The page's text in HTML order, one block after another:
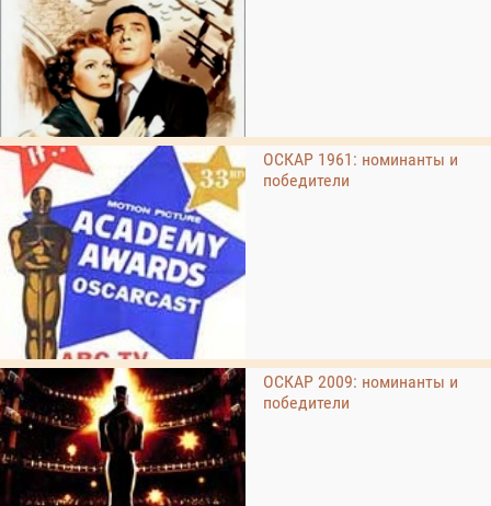
ОСКАР 1961: номинанты и
победители
ОСКАР 2009: номинанты и
победители